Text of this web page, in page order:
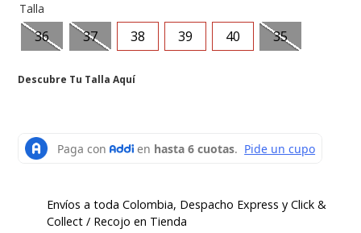
Talla
35
36 37 38 39 40
Descubre Tu Talla Aquí
Envíos a toda Colombia, Despacho Express y Click &
Collect / Recojo en Tienda